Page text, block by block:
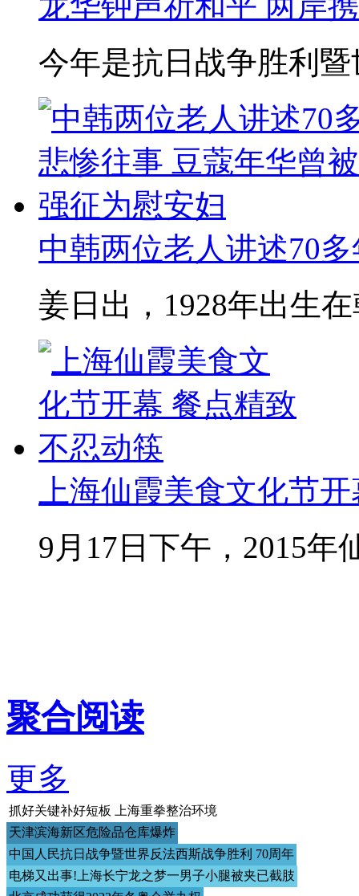
今年是抗日战争胜利
中韩两位老人讲述70
姜日出，1928年出生
上海仙霞美食文化节
9月17日下午，2015年
聚合阅读
更多
抓好关键补好短板 上海重拳整治环境
天津滨海新区危险品仓库爆炸
中国人民抗日战争暨世界反法西斯战争胜利 70周年
电梯又出事!上海长宁龙之梦一男子小腿被夹已截肢